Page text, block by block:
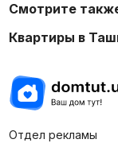
Смотрите
Квартиры в
Отдел рекламы